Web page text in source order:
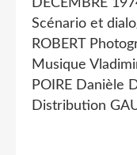
DECEMBRE
Scénario et
ROBERT
Musique
POIRE Danièle
Distribution